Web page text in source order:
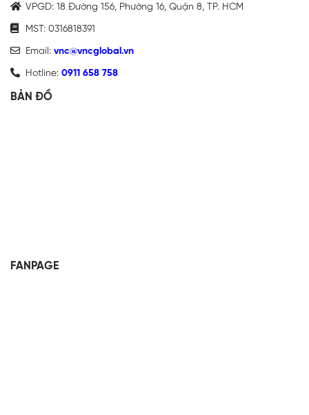
VPGD: 18 Đường 156, Phường 16, Quận 8, TP. HCM
MST: 0316818391
Email: vnc@vncglobal.vn
Hotline: 0911 658 758
BẢN ĐỒ
FANPAGE